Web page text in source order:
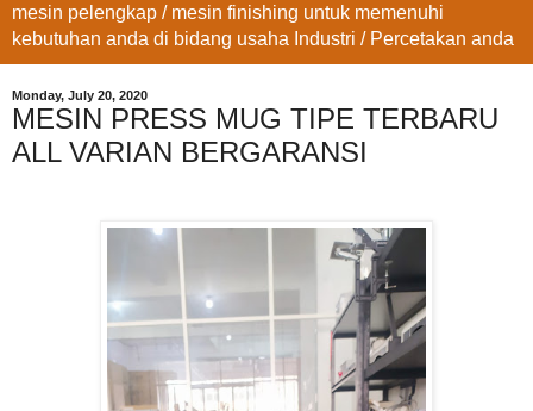
mesin pelengkap / mesin finishing untuk memenuhi
kebutuhan anda di bidang usaha Industri / Percetakan anda
Monday, July 20, 2020
MESIN PRESS MUG TIPE TERBARU
ALL VARIAN BERGARANSI